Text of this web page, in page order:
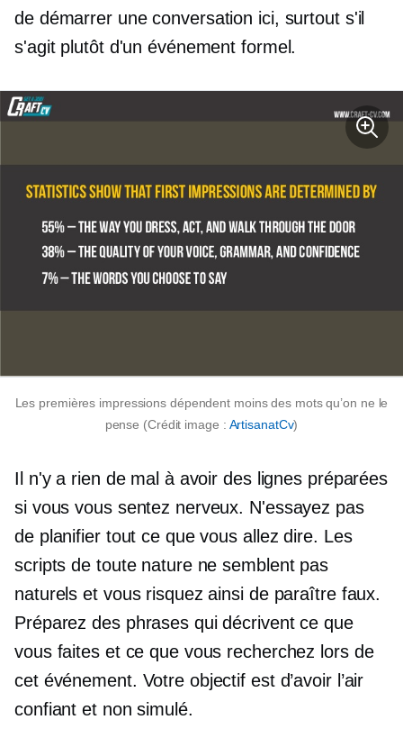
de démarrer une conversation ici, surtout s'il
s'agit plutôt d'un événement formel.
Les premières impressions dépendent moins des mots qu’on ne le
pense (Crédit image : ArtisanatCv)
Il n'y a rien de mal à avoir des lignes préparées
si vous vous sentez nerveux. N'essayez pas
de planifier tout ce que vous allez dire. Les
scripts de toute nature ne semblent pas
naturels et vous risquez ainsi de paraître faux.
Préparez des phrases qui décrivent ce que
vous faites et ce que vous recherchez lors de
cet événement. Votre objectif est d’avoir l’air
confiant et non simulé.